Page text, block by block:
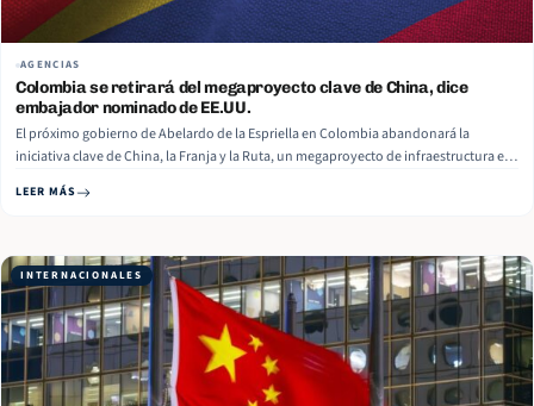
AGENCIAS
Colombia se retirará del megaproyecto clave de China, dice
embajador nominado de EE.UU.
El próximo gobierno de Abelardo de la Espriella en Colombia abandonará la
iniciativa clave de China, la Franja y la Ruta, un megaproyecto de infraestructura en
Bogotá, Nathaniel ‘Nate’ Morris. Durante una audiencia de confirmación… Read
LEER MÁS
INTERNACIONALES